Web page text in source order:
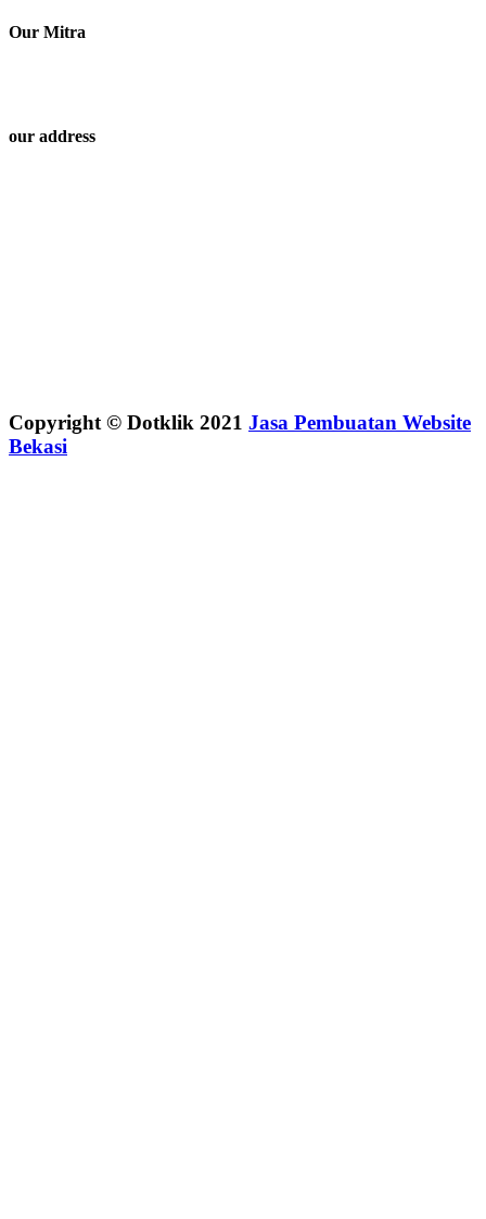
Our Mitra
our address
Copyright © Dotklik 2021 Jasa Pembuatan Website
Bekasi